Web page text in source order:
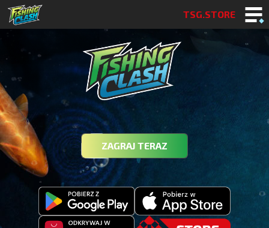
TSG.STORE
ZAGRAJ TERAZ